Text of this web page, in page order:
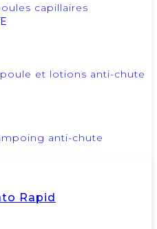
capillaires
et lotions anti-chute
anti-chute
Rapid